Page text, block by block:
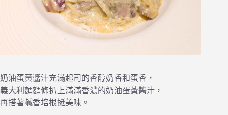
奶油蛋黃醬汁充滿起司的香醇奶香和蛋香，
義大利麵麵條扒上滿滿香濃的奶油蛋黃醬汁，
再搭著鹹香培根挺美味。